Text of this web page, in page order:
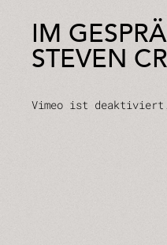
IM
STEVEN
Vimeo ist